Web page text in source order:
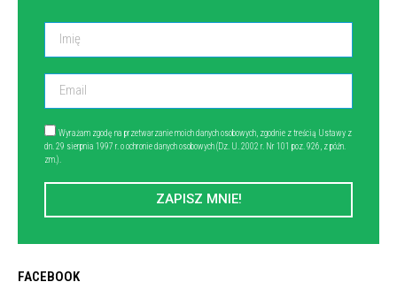
Wyrażam zgodę na przetwarzanie moich danych osobowych, zgodnie z treścią Ustawy z
dn. 29 sierpnia 1997 r. o ochronie danych osobowych (Dz. U. 2002 r. Nr 101 poz. 926, z późn.
zm.).
ZAPISZ MNIE!
FACEBOOK